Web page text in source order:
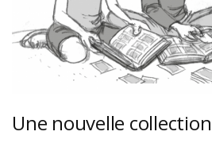
Une nouvelle collection